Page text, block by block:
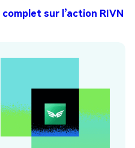
sur l’action RIVN